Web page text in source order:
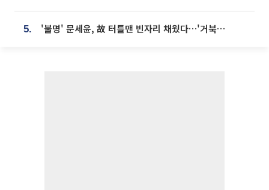
5. '불명' 문세윤, 故 터틀맨 빈자리 채웠다…'거북이' 눈물의 최종 우승